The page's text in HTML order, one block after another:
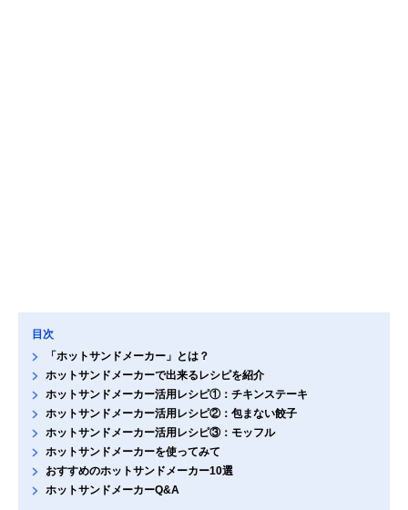
目次
「ホットサンドメーカー」とは？
ホットサンドメーカーで出来るレシピを紹介
ホットサンドメーカー活用レシピ①：チキンステーキ
ホットサンドメーカー活用レシピ②：包まない餃子
ホットサンドメーカー活用レシピ③：モッフル
ホットサンドメーカーを使ってみて
おすすめのホットサンドメーカー10選
ホットサンドメーカーQ&A